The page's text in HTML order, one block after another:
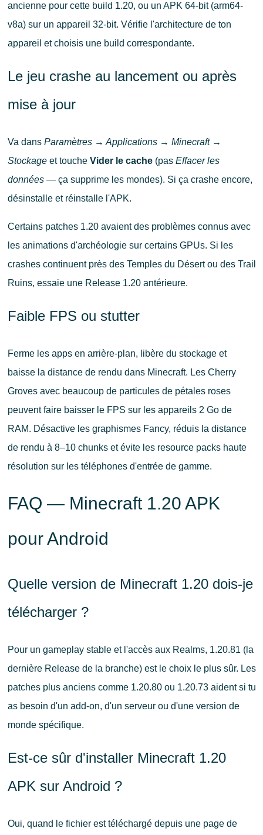
ancienne pour cette build 1.20, ou un APK 64-bit (arm64-
v8a) sur un appareil 32-bit. Vérifie l'architecture de ton
appareil et choisis une build correspondante.
Le jeu crashe au lancement ou après
mise à jour
Va dans Paramètres → Applications → Minecraft →
Stockageet touche Vider le cache(pas Effacer les
données— ça supprime les mondes). Si ça crashe encore,
désinstalle et réinstalle l'APK.
Certains patches 1.20 avaient des problèmes connus avec
les animations d'archéologie sur certains GPUs. Si les
crashes continuent près des Temples du Désert ou des Trail
Ruins, essaie une Release 1.20 antérieure.
Faible FPS ou stutter
Ferme les apps en arrière-plan, libère du stockage et
baisse la distance de rendu dans Minecraft. Les Cherry
Groves avec beaucoup de particules de pétales roses
peuvent faire baisser le FPS sur les appareils 2 Go de
RAM. Désactive les graphismes Fancy, réduis la distance
de rendu à 8–10 chunks et évite les resource packs haute
résolution sur les téléphones d'entrée de gamme.
FAQ — Minecraft 1.20 APK
pour Android
Quelle version de Minecraft 1.20 dois-je
télécharger ?
Pour un gameplay stable et l'accès aux Realms, 1.20.81 (la
dernière Release de la branche) est le choix le plus sûr. Les
patches plus anciens comme 1.20.80 ou 1.20.73 aident si tu
as besoin d'un add-on, d'un serveur ou d'une version de
monde spécifique.
Est-ce sûr d'installer Minecraft 1.20
APK sur Android ?
Oui, quand le fichier est téléchargé depuis une page de